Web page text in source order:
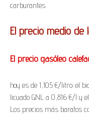
carburantes.
El precio medio de
El precio gasóleo
hoy es de 1,105 €/litro; el
licuado GNL a 0,816 €/l y
Los precios más baratos